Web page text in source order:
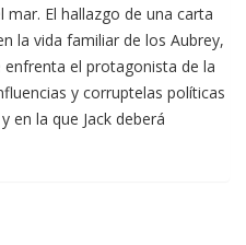
El hallazgo de una carta
la vida familiar de los Aubrey,
el protagonista de la
y corruptelas políticas
en la que Jack deberá